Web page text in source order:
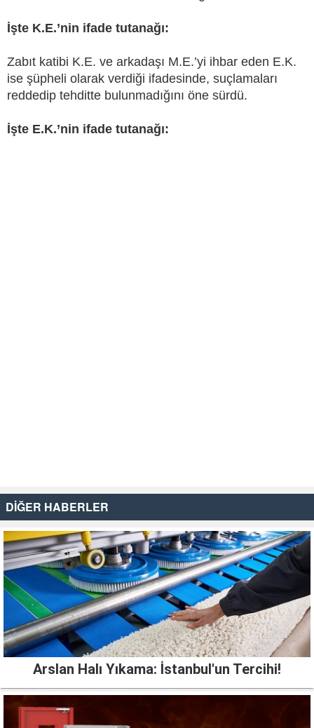
İşte K.E.’nin ifade tutanağı:
Zabıt katibi K.E. ve arkadaşı M.E.’yi ihbar eden E.K.
ise şüpheli olarak verdiği ifadesinde, suçlamaları
reddedip tehditte bulunmadığını öne sürdü.
İşte E.K.’nin ifade tutanağı:
DİĞER HABERLER
Arslan Halı Yıkama: İstanbul'un Tercihi!